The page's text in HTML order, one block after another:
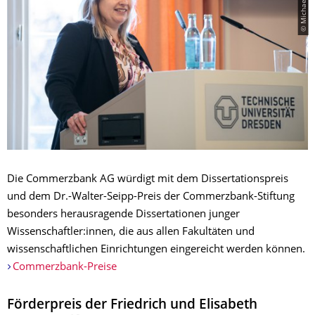
Die Commerzbank AG würdigt mit dem Dissertationspreis
und dem Dr.-Walter-Seipp-Preis der Commerzbank-Stiftung
besonders herausragende Dissertationen junger
Wissenschaftler:innen, die aus allen Fakultäten und
wissenschaftlichen Einrichtungen eingereicht werden können.
Commerzbank-Preise
Förderpreis der Friedrich und Elisabeth